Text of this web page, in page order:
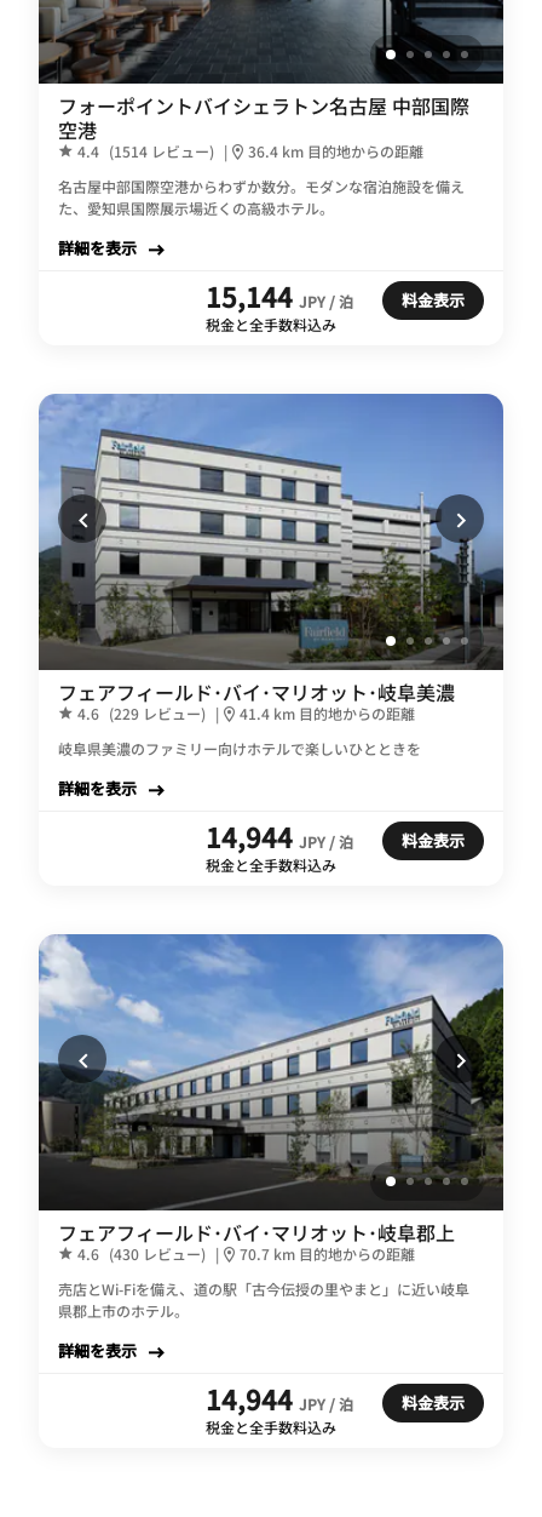
フォーポイントバイシェラトン名古屋 中部国際
空港
4.4 (1514 レビュー) |
36.4 km 目的地からの距離
名古屋中部国際空港からわずか数分。モダンな宿泊施設を備え
た、愛知県国際展示場近くの高級ホテル。
詳細を表示
15,144 JPY / 泊
税金と全手数料込み
料金表示
フェアフィールド･バイ･マリオット･岐阜美濃
4.6 (229 レビュー) |
41.4 km 目的地からの距離
岐阜県美濃のファミリー向けホテルで楽しいひとときを
詳細を表示
14,944 JPY / 泊
税金と全手数料込み
料金表示
フェアフィールド･バイ･マリオット･岐阜郡上
4.6 (430 レビュー) |
70.7 km 目的地からの距離
売店とWi-Fiを備え、道の駅「古今伝授の里やまと」に近い岐阜
県郡上市のホテル。
詳細を表示
14,944 JPY / 泊
税金と全手数料込み
料金表示